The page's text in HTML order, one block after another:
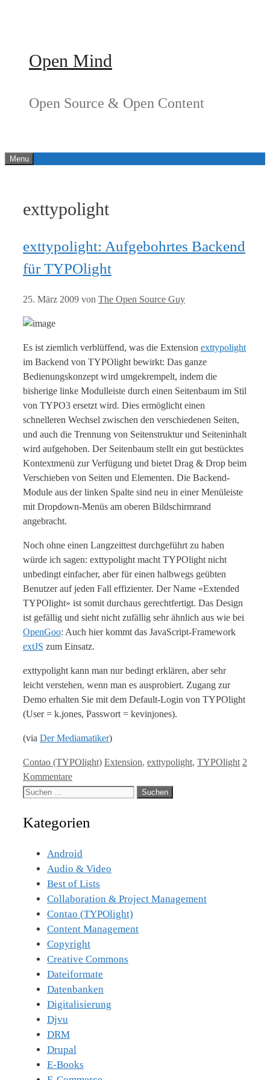
Open Mind
Open Source & Open Content
Menu
exttypolight
exttypolight: Aufgebohrtes Backend
für TYPOlight
25. März 2009 von The Open Source Guy
Es ist ziemlich verblüffend, was die Extension exttypolight
im Backend von TYPOlight bewirkt: Das ganze
Bedienungskonzept wird umgekrempelt, indem die
bisherige linke Modulleiste durch einen Seitenbaum im Stil
von TYPO3 ersetzt wird. Dies ermöglicht einen
schnelleren Wechsel zwischen den verschiedenen Seiten,
und auch die Trennung von Seitenstruktur und Seiteninhalt
wird aufgehoben. Der Seitenbaum stellt ein gut bestücktes
Kontextmenü zur Verfügung und bietet Drag & Drop beim
Verschieben von Seiten und Elementen. Die Backend-
Module aus der linken Spalte sind neu in einer Menüleiste
mit Dropdown-Menüs am oberen Bildschirmrand
angebracht.
Noch ohne einen Langzeittest durchgeführt zu haben
würde ich sagen: exttypolight macht TYPOlight nicht
unbedingt einfacher, aber für einen halbwegs geübten
Benutzer auf jeden Fall effizienter. Der Name «Extended
TYPOlight» ist somit durchaus gerechtfertigt. Das Design
ist gefällig und sieht nicht zufällig sehr ähnlich aus wie bei
OpenGoo: Auch hier kommt das JavaScript-Framework
extJS zum Einsatz.
exttypolight kann man nur bedingt erklären, aber sehr
leicht verstehen, wenn man es ausprobiert. Zugang zur
Demo erhalten Sie mit dem Default-Login von TYPOlight
(User = k.jones, Passwort = kevinjones).
(via Der Mediamatiker)
Kategorien
Contao (TYPOlight) Tags
Extension, exttypolight, TYPOlight 2
Kommentare
Suche
Kategorien
Android
Audio & Video
Best of Lists
Collaboration & Project Management
Contao (TYPOlight)
Content Management
Copyright
Creative Commons
Dateiformate
Datenbanken
Digitalisierung
Djvu
DRM
Drupal
E-Books